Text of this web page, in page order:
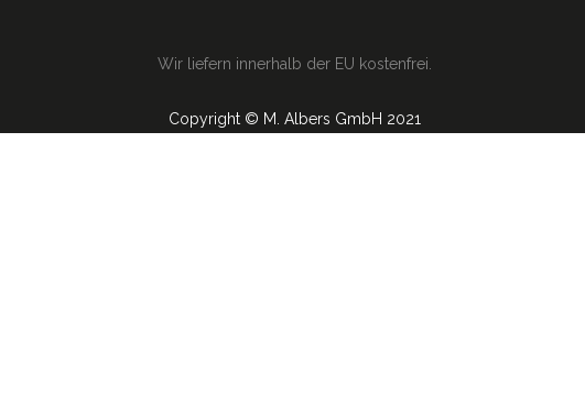
Wir liefern innerhalb der EU kostenfrei.
Copyright © M. Albers GmbH 2021